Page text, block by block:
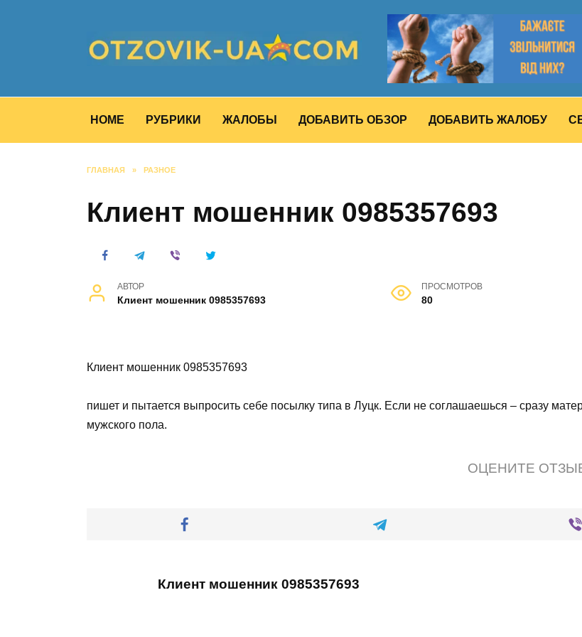
HOME РУБРИКИ ЖАЛОБЫ ДОБАВИТЬ ОБЗОР ДОБАВИТЬ ЖАЛОБУ
ГЛАВНАЯ » РАЗНОЕ
Клиент мошенник 0985357693
АВТОР
Клиент мошенник 0985357693
ПРОСМОТРОВ
80
Клиент мошенник 0985357693
пишет и пытается выпросить себе посылку типа в Луцк. Если не соглашаешься – сразу
мужского пола.
ОЦЕНИТЕ
Клиент мошенник 0985357693